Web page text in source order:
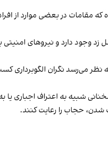
که مقامات در بعضی موارد از
وجود دارد و نیروهای امنیتی
نگران الگوبرداری
شبیه به اعتراف اجباری یا
شدن، حجاب را رعایت کنند.